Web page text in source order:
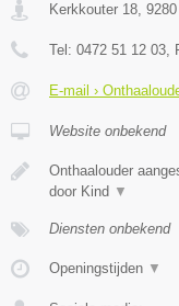
Kerkkouter 18 9280
Tel: 0472 51 12 03
E-mail ›
Website onbekend
Onthaalouder
door Kind ▼
Diensten onbekend
Openingstijden ▼